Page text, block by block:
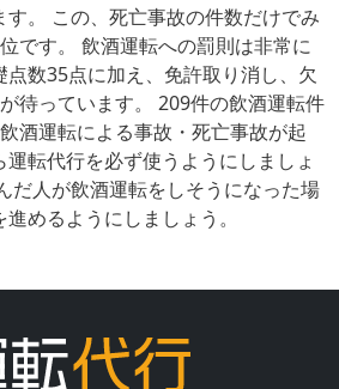
。 この、死亡事故の件数だけでみ
です。 飲酒運転への罰則は非常に
数35点に加え、免許取り消し、欠
待っています。 209件の飲酒運転件
酒運転による事故・死亡事故が起
転代行を必ず使うようにしましょ
だ人が飲酒運転をしそうになった場
めるようにしましょう。